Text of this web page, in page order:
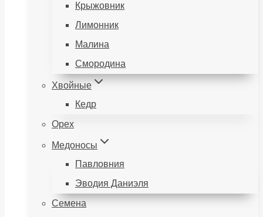
Крыжовник
Лимонник
Малина
Смородина
Хвойные
Кедр
Орех
Медоносы
Павловния
Эводия Даниэля
Семена